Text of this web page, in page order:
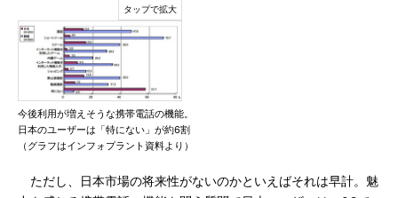
今後利用が増えそうな携帯電話の機能。
日本のユーザーは「特にない」が約6割
（グラフはインフォプラント資料より）
ただし、日本市場の将来性がないのかといえばそれは早計。魅